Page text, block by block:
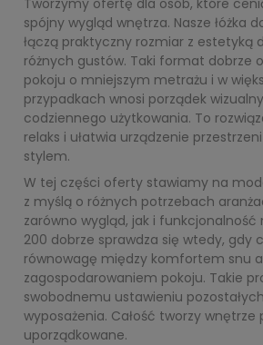
spójny wygląd wnętrza. Nasze łóżka
łączą praktyczny rozmiar z estetyką
różnych gustów. Taki format dobrze
pokoju o mniejszym metrażu i w
przypadkach wnosi porządek
codziennego użytkowania. To
relaks i ułatwia urządzenie
stylem.
W tej części oferty stawiamy na
z myślą o różnych potrzebach
zarówno wygląd, jak i funkcjonalność
200 dobrze sprawdza się wtedy, gdy
równowagę między komfortem snu
zagospodarowaniem pokoju. Takie
swobodnemu ustawieniu
wyposażenia. Całość tworzy wnętrze
uporządkowane.